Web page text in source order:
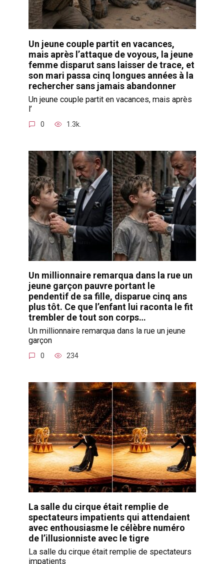
Un jeune couple partit en vacances,
mais après l’attaque de voyous, la jeune
femme disparut sans laisser de trace, et
son mari passa cinq longues années à la
rechercher sans jamais abandonner
Un jeune couple partit en vacances, mais après
l’
0 1.3k.
Un millionnaire remarqua dans la rue un
jeune garçon pauvre portant le
pendentif de sa fille, disparue cinq ans
plus tôt. Ce que l’enfant lui raconta le fit
trembler de tout son corps…
Un millionnaire remarqua dans la rue un jeune
garçon
0 234
La salle du cirque était remplie de
spectateurs impatients qui attendaient
avec enthousiasme le célèbre numéro
de l’illusionniste avec le tigre
La salle du cirque était remplie de spectateurs
impatients